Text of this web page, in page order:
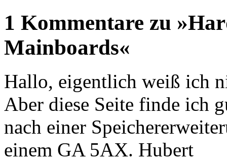
1 Kommentare zu
Mainboards«
Hallo, eigentlich weiß ich
Aber diese Seite finde ich
nach einer
einem GA 5AX. Hubert